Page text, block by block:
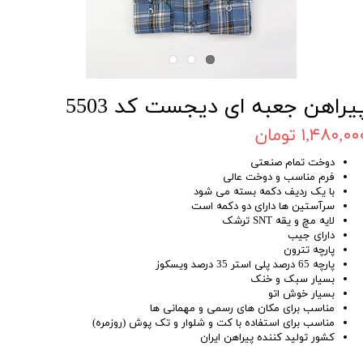
جعبه ای دیجست کد 5503
تومان
دوخت تمام صنعتی
فرم مناسب و دوخت عالی
با یک ردیف دکمه بسته می شود
سرآستین ها دارای دو دکمه است
لایه مچ و یقه SNT ترشک
دارای جیب
پارچه تترون
پارچه 65 درصد پلی استر 35 درصد ویسکوز
بسیار سبک و خنک
بسیار خوش اتو
مناسب برای مکان های رسمی و مهمانی ها
مناسب برای استفاده با کت و شلوار و تک پوش (روزمره)
کشور تولید کننده پیراهن ایران